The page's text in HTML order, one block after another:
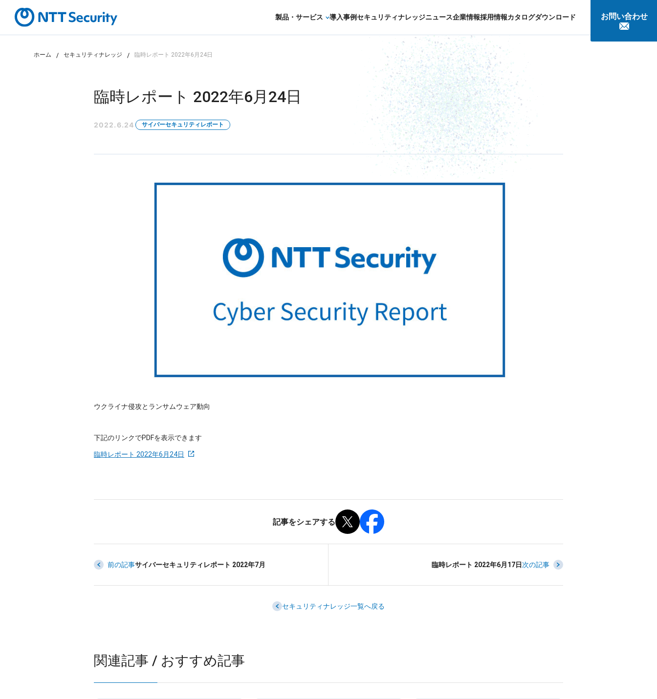
製品・サービス
セキュリティコンサルティング・教育・相談
セキュリティ診断・評価・調査
セキュリティインシデント対応・調査
導入事例セキュリティナレッジニュース企業情報採用情報カタログダウンロード お問い合わせ
ホーム セキュリティナレッジ 臨時レポート 2022年6月24日
臨時レポート 2022年6月24日
2022.6.24 サイバーセキュリティレポート
ウクライナ侵攻とランサムウェア動向
下記のリンクでPDFを表示できます
臨時レポート 2022年6月24日
記事をシェアする
前の記事サイバーセキュリティレポート 2022年7月 臨時レポート 2022年6月17日 次の記事
セキュリティナレッジ一覧へ戻る
関連記事 / おすすめ記事